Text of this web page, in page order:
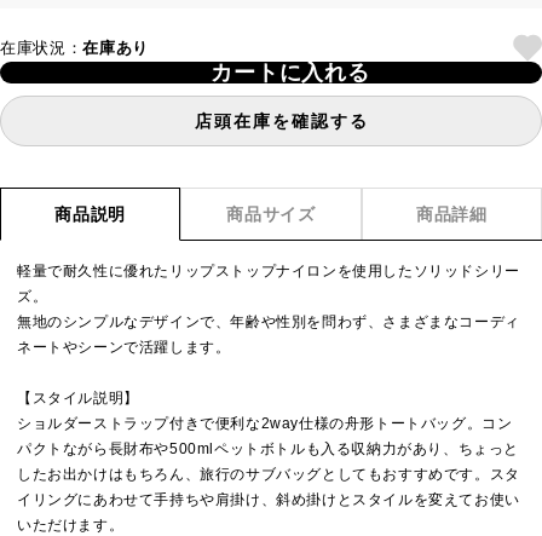
在庫状況：在庫あり
カートに入れる
店頭在庫を確認する
商品説明 商品サイズ 商品詳細
軽量で耐久性に優れたリップストップナイロンを使用したソリッドシリー
ズ。
無地のシンプルなデザインで、年齢や性別を問わず、さまざまなコーディ
ネートやシーンで活躍します。
【スタイル説明】
ショルダーストラップ付きで便利な2way仕様の舟形トートバッグ。コン
パクトながら長財布や500mlペットボトルも入る収納力があり、ちょっと
したお出かけはもちろん、旅行のサブバッグとしてもおすすめです。スタ
イリングにあわせて手持ちや肩掛け、斜め掛けとスタイルを変えてお使い
いただけます。